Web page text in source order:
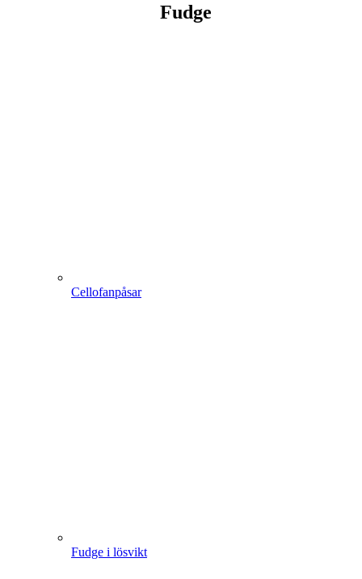
Fudge
Cellofanpåsar
Fudge i lösvikt